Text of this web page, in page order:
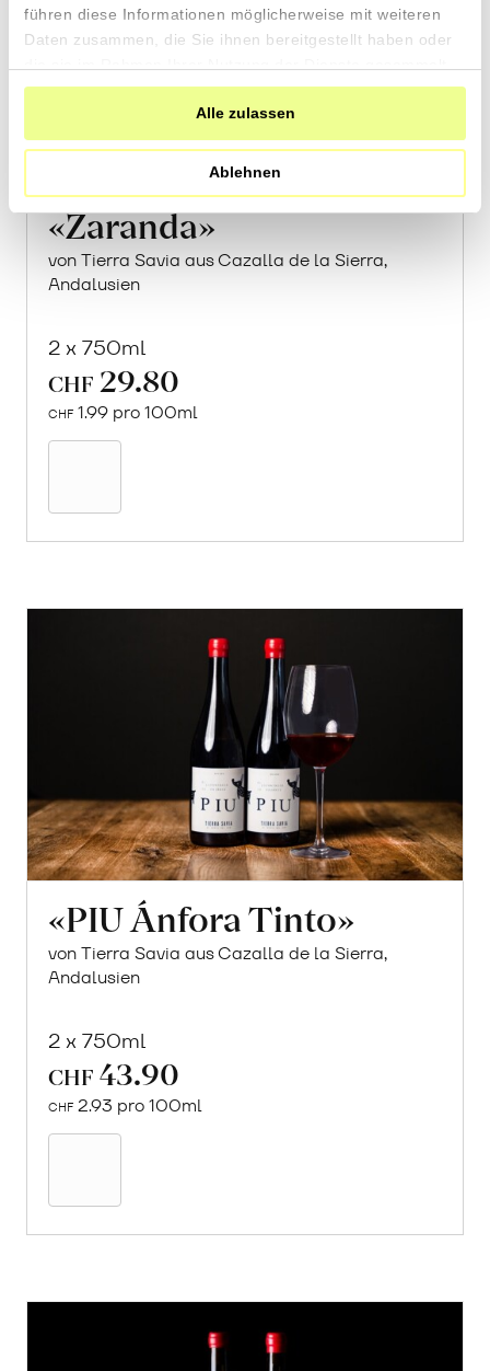
führen diese Informationen möglicherweise mit weiteren
Daten zusammen, die Sie ihnen bereitgestellt haben oder
haben.
Alle zulassen
Ablehnen
«Zaranda»
von Tierra Savia aus Cazalla de la Sierra,
Andalusien
2 x 750ml
CHF 29.80
CHF 1.99 pro 100ml
«PIU Ánfora Tinto»
von Tierra Savia aus Cazalla de la Sierra,
Andalusien
2 x 750ml
CHF 43.90
CHF 2.93 pro 100ml